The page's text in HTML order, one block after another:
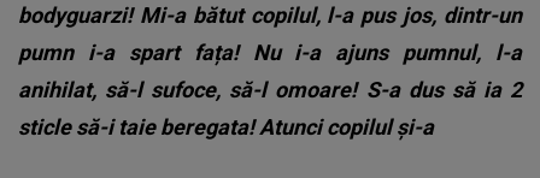
bodyguarzi! Mi-a bătut copilul, l-a pus jos, dintr-un
pumn i-a spart fața! Nu i-a ajuns pumnul, l-a
anihilat, să-l sufoce, să-l omoare! S-a dus să ia 2
sticle să-i taie beregata! Atunci copilul și-a